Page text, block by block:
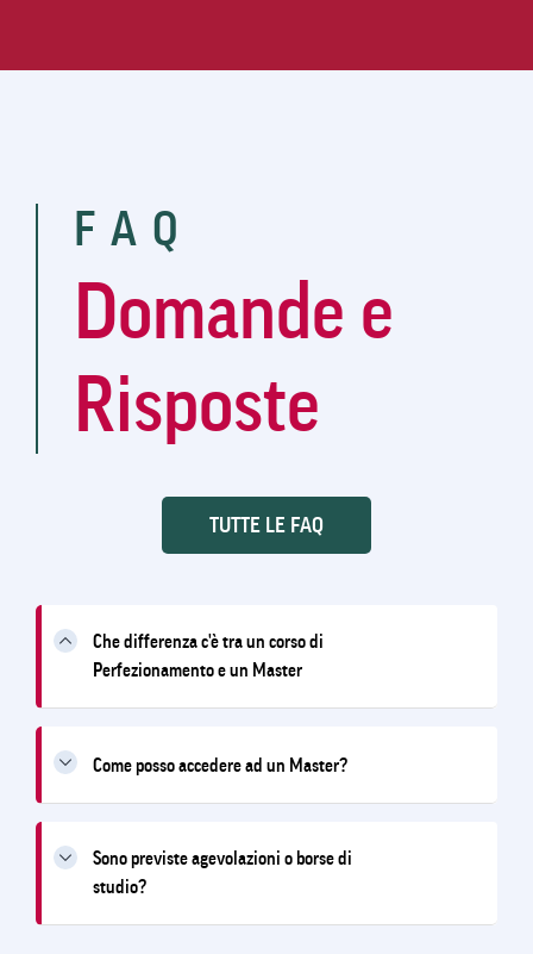
FAQ
Domande e
Risposte
TUTTE LE FAQ
Che differenza c'è tra un corso di
Perfezionamento e un Master
Come posso accedere ad un Master?
Sono previste agevolazioni o borse di
studio?